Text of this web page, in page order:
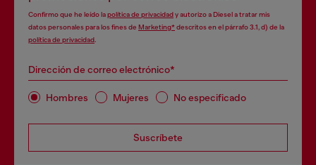
Confirmo que he leído lapolítica de privacidady autorizo a Diesel a tratar mis
datos personales para los fines de Marketing*descritos en el párrafo 3.1, d) de la
política de privacidad.
Dirección de correo electrónico*
Hombres Mujeres No especificado
Suscríbete